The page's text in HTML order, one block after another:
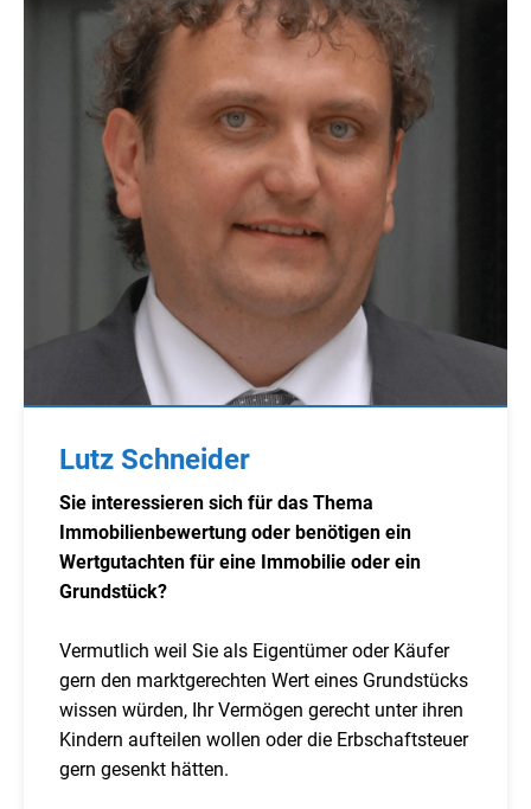
Lutz Schneider
Sie interessieren sich für das Thema
Immobilienbewertung oder benötigen ein
Wertgutachten für eine Immobilie oder ein
Grundstück?
Vermutlich weil Sie als Eigentümer oder Käufer
gern den marktgerechten Wert eines Grundstücks
wissen würden, Ihr Vermögen gerecht unter ihren
Kindern aufteilen wollen oder die Erbschaftsteuer
gern gesenkt hätten.